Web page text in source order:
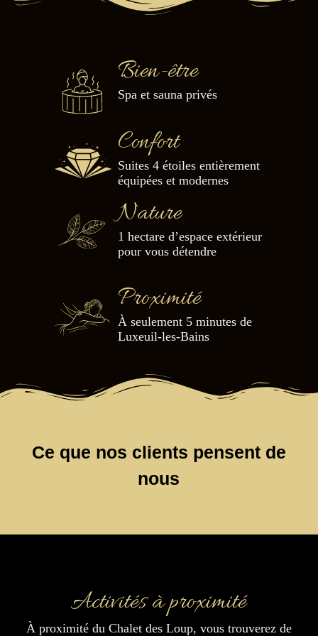
Bien-être
Spa et sauna privés
Confort
Suites 4 étoiles entièrement
équipées et modernes
Nature
1 hectare d’espace extérieur
pour vous détendre
Proximité
À seulement 5 minutes de
Luxeuil-les-Bains
Ce que nos clients pensent de
nous
Activités à proximité
À proximité du Chalet des Loup, vous trouverez de